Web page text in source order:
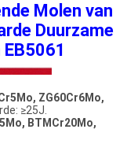
Molen van
Duurzame
ZG60Cr6Mo,
≥25J.
BTMCr20Mo,